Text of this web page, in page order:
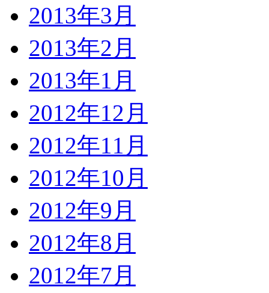
2013年3月
2013年2月
2013年1月
2012年12月
2012年11月
2012年10月
2012年9月
2012年8月
2012年7月